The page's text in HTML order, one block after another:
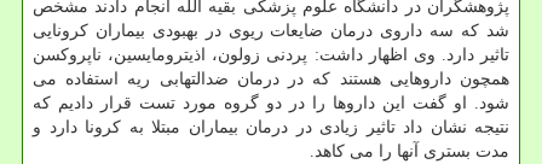
پژوهشگران در دانشگاه علوم پزشكی بقیه الله انجام دادند مشخص
شد كه سه داروی درمان ضایعات ریوی در بهبودی بیماران كرونایی
تاثیر دارد. وی اظهار داشت: پردنی زولون، اذیترومایسین، ناپروكسن
همچون داروهایی هستند كه در درمان ضدالتهابی ریه استفاده می
شود. او گفت این داروها را در دو گروه مورد تست قرار دادیم كه
نتیجه نشان داد تاثیر زیادی در درمان بیماران مبتلا به كرونا دارد و
مدت بستری آنها را می كاهد.